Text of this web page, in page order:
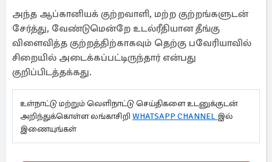
அந்த ஆப்கானியக் குற்றவாளி, மற்ற குற்றங்களுடன்
சேர்த்து, வேண்டுமென்றே உடல்ரீதியான தீங்கு
விளைவித்த குற்றத்திற்காகவும் தெற்கு பவேரியாவில்
சிறையில் அடைக்கப்பட்டிருந்தார் என்பது
குறிப்பிடத்தக்கது.
உள்நாட்டு மற்றும் வெளிநாட்டு செய்திகளை உடனுக்குடன்
அறிந்துக்கொள்ள லங்காசிறி WHATSAPP CHANNEL இல்
இணையுங்கள்